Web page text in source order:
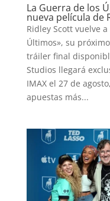
SERIES
T-
PLUS
EVENTOS
La Guerra de los
nueva película de
Ridley Scott vuelve
Últimos», su
tráiler final
Studios llegará
IMAX el 27 de
apuestas más...